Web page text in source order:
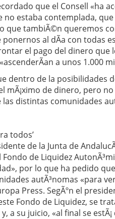
que el Consell «ha
no estaba contemplada,
que tambiÃ©n queremos
al dÃ­a con todas
el pago del dinero que
a unos 1.000
dentro de la posibilidades
mÃ¡ximo de dinero, pero
distintas comunidades
todos’
de la Junta de
de Liquidez
por lo que ha pedido
autÃ³nomas «para
Press. SegÃºn el
Fondo de Liquidez, se
a su juicio, «al final se